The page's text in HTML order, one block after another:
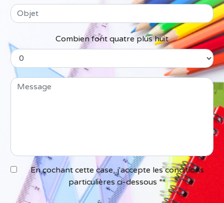
Combien font quatre plus huit
En cochant cette case, j'accepte les conditions
particulières ci-dessous **